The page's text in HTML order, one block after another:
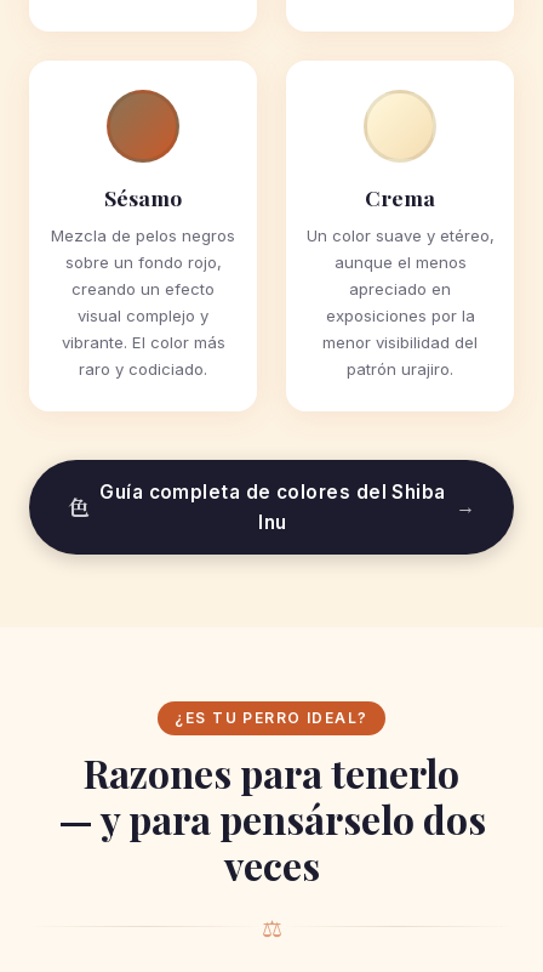
Sésamo
Mezcla de pelos negros
sobre un fondo rojo,
creando un efecto
visual complejo y
vibrante. El color más
raro y codiciado.
Crema
Un color suave y etéreo,
aunque el menos
apreciado en
exposiciones por la
menor visibilidad del
patrón urajiro.
色 Guía completa de colores del Shiba
Inu
→
¿ES TU PERRO IDEAL?
Razones para tenerlo
— y para pensárselo dos
veces
⚖️